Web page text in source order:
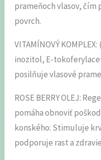
prameňoch vlasov,
povrch.
VITAMÍNOVÝ
inozitol, E-
posilňuje vlasové
ROSE BERRY OLEJ:
pomáha obnoviť
konského: Stimuluje
podporuje rast a